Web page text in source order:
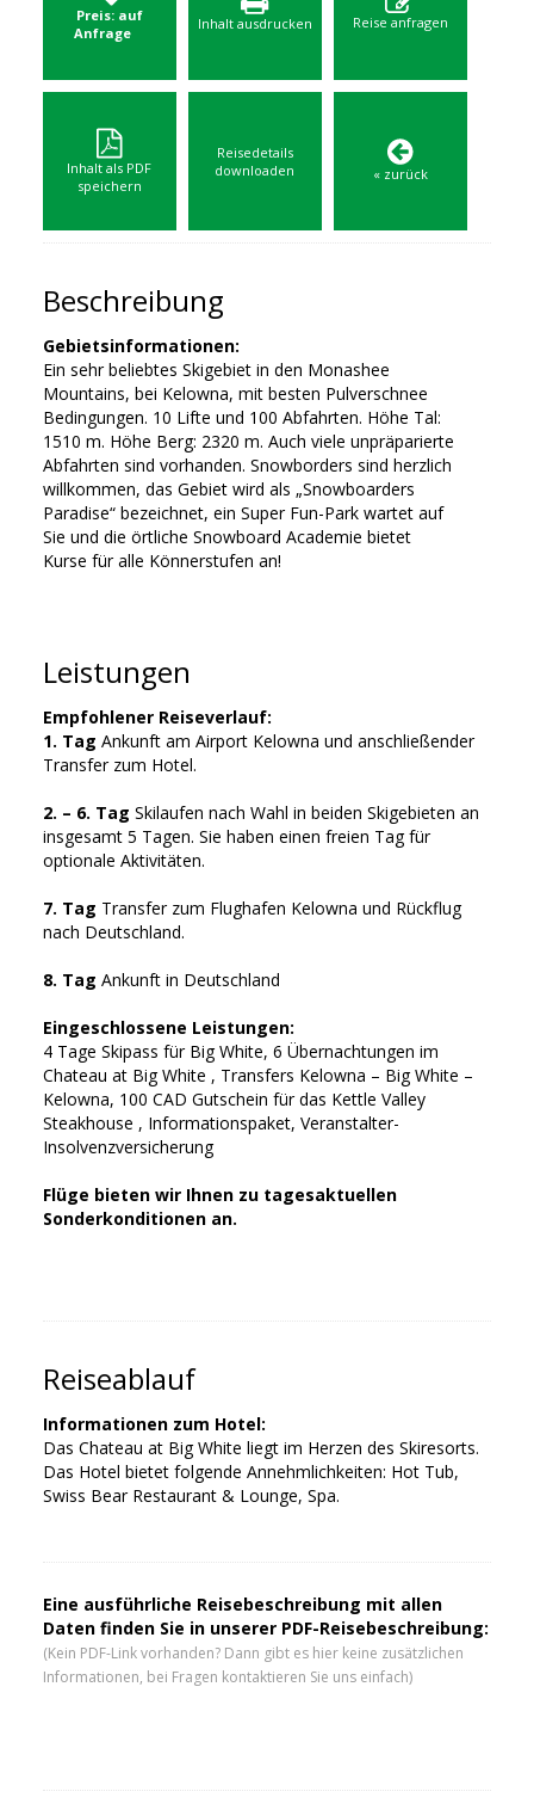
Preis: auf
Anfrage
Inhalt ausdrucken Reise anfragen
Inhalt als PDF
speichern
Reisedetails
downloaden
« zurück
Beschreibung
Gebietsinformationen:
Ein sehr beliebtes Skigebiet in den Monashee
Mountains, bei Kelowna, mit besten Pulverschnee
Bedingungen. 10 Lifte und 100 Abfahrten. Höhe Tal:
1510 m. Höhe Berg: 2320 m. Auch viele unpräparierte
Abfahrten sind vorhanden. Snowborders sind herzlich
willkommen, das Gebiet wird als „Snowboarders
Paradise“ bezeichnet, ein Super Fun-Park wartet auf
Sie und die örtliche Snowboard Academie bietet
Kurse für alle Könnerstufen an!
Leistungen
Empfohlener Reiseverlauf:
1. Tag Ankunft am Airport Kelowna und anschließender
Transfer zum Hotel.
2. – 6. Tag Skilaufen nach Wahl in beiden Skigebieten an
insgesamt 5 Tagen. Sie haben einen freien Tag für
optionale Aktivitäten.
7. Tag Transfer zum Flughafen Kelowna und Rückflug
nach Deutschland.
8. Tag Ankunft in Deutschland
Eingeschlossene Leistungen:
4 Tage Skipass für Big White, 6 Übernachtungen im
Chateau at Big White , Transfers Kelowna – Big White –
Kelowna, 100 CAD Gutschein für das Kettle Valley
Steakhouse , Informationspaket, Veranstalter-
Insolvenzversicherung
Flüge bieten wir Ihnen zu tagesaktuellen
Sonderkonditionen an.
Reiseablauf
Informationen zum Hotel:
Das Chateau at Big White liegt im Herzen des Skiresorts.
Das Hotel bietet folgende Annehmlichkeiten: Hot Tub,
Swiss Bear Restaurant & Lounge, Spa.
Eine ausführliche Reisebeschreibung mit allen
Daten finden Sie in unserer PDF-Reisebeschreibung:
(Kein PDF-Link vorhanden? Dann gibt es hier keine zusätzlichen
Informationen, bei Fragen kontaktieren Sie uns einfach)